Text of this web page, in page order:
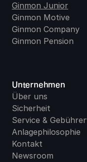
Ginmon Junior
Ginmon Motive
Ginmon Company
Ginmon Pension
Unternehmen
Über uns
Sicherheit
Service & Gebühren
Anlagephilosophie
Kontakt
Newsroom